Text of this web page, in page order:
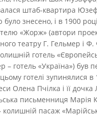
штаб-квартира
було знесено, і в 1900
«Жорж» (автори
театру Г. Гельмер і
готель
– готель «Україна») був
готелі зупинялися в
Олена Пчілка і її
письменниця Марія
колишній пасаж